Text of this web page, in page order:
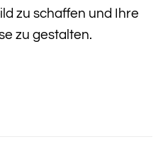
zu schaffen und Ihre
zu gestalten.